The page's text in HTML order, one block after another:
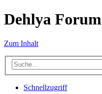
Dehlya Forum
Zum Inhalt
Schnellzugriff